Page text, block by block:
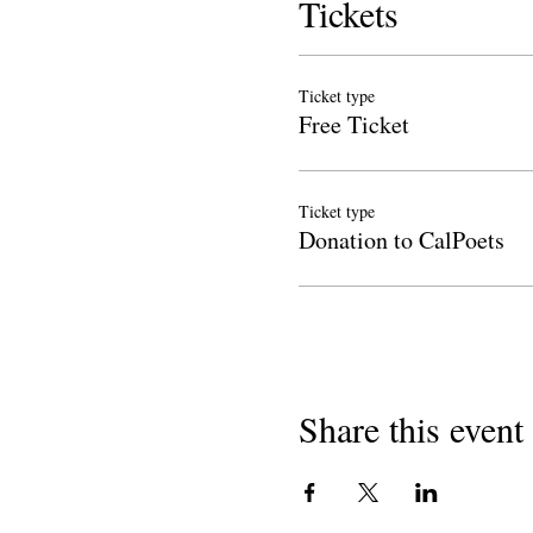
ເທົ່ານັ້ນ.
ຫມາຍ​ເຫດ​: ຖ້າທ່ານໄດ້ເຂົ້າ
ອັດຕະໂນມັດໂດຍບໍ່ຕ້ອງລົງທະບ
ລັບກອງປະຊຸມໃນອາທິດນັ້ນ.
ແມ່ນ,ບົດຂອງ haiku,
ໃນຫນຶ່ງ. ຮູບແບບການປ່ຽນແປງ
ປາກົດຢູ່ໃນການທົບທວນວັນນະຄ
ລວມທັງໄຟແລະຝົນ;
Tickets
Ticket type
Free Ticket
Ticket type
Donation to CalPoets
Share this event